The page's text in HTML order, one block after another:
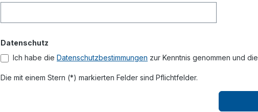
Datenschutz
Ich habe die Datenschutzbestimmungen zur Kenntnis genommen und die
Die mit einem Stern (*) markierten Felder sind Pflichtfelder.